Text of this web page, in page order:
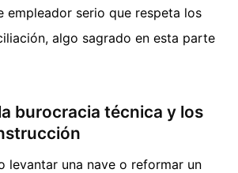
empleador serio que respeta los
algo sagrado en esta parte
burocracia técnica y los
levantar una nave o reformar un